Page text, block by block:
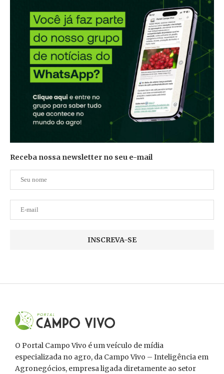
Receba nossa newsletter no seu e-mail
O Portal Campo Vivo é um veículo de mídia
especializada no agro, da Campo Vivo – Inteligência em
Agronegócios, empresa ligada diretamente ao setor